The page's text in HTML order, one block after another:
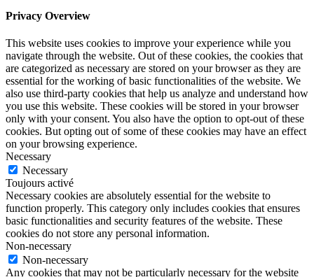
Privacy Overview
This website uses cookies to improve your experience while you
navigate through the website. Out of these cookies, the cookies that
are categorized as necessary are stored on your browser as they are
essential for the working of basic functionalities of the website. We
also use third-party cookies that help us analyze and understand how
you use this website. These cookies will be stored in your browser
only with your consent. You also have the option to opt-out of these
cookies. But opting out of some of these cookies may have an effect
on your browsing experience.
Necessary
Necessary
Toujours activé
Necessary cookies are absolutely essential for the website to
function properly. This category only includes cookies that ensures
basic functionalities and security features of the website. These
cookies do not store any personal information.
Non-necessary
Non-necessary
Any cookies that may not be particularly necessary for the website